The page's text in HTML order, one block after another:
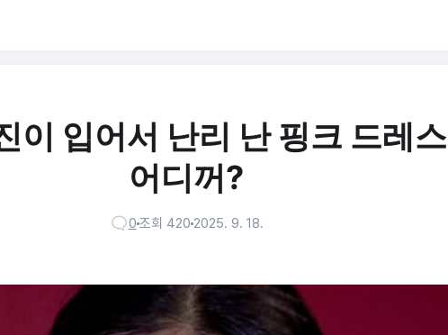
이 입어서 난리 난 핑크 드레스
어디꺼?
0조회 4202025. 9. 18.